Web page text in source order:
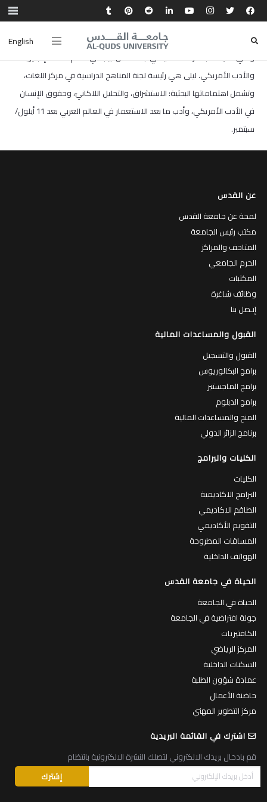
English
أ. ليلى عياد حاصلة على ماجستير في تدريس اللغة الإنجليزية كلغة أجنبية من
جامعة القدس، وبكالوريوس في اللغة الإنجليزية وآدابها من جامعة بيت لحم.
وهي حاليًا طالبة دراسات عليا في جامعة تل أبيب في قسم اللغة الإنجليزية
والأدب الأمريكي. ليلى هي رئيسة لجنة المناهج الدراسية في مركز اللغات،
وتشمل اهتماماتها البحثية: الاستشراق، والتحليل اللاكانيّ، وحقوق الإنسان
في الأدب الأمريكي، وأدب ما بعد الاستعمار في العالم العربي بعد 11 أيلول/
سبتمبر.
عن القدس
لمحة عن جامعة القدس
مكتب رئيس الجامعة
المتاحف والمراكز
الحرم الجامعي
المكتبات
وظائف شاغرة
إتـصل بنا
القبول والمساعدات المالية
القبول والتسجيل
برامج البكالوريوس
برامج الماجستير
برامج الدبلوم
المنح والمساعدات المالية
برنامج الزائر الدولي
الكليات والبرامج
الكليات
البرامج الاكاديمية
الطاقم الاكاديمي
التقويم الأكاديمي
المساقات المطروحة
الهواتف الداخلية
الحياة في جامعة القدس
الحياة في الجامعة
جولة افتراضية في الجامعة
الكافتيريات
المركز الرياضي
السكنات الداخلية
عمادة شؤون الطلبة
حاضنة الأعمال
مركز التطوير المهني
اشترك في القائمة البريدية
قم بادخال بريدك الالكتروني لتصلك النشرة الالكترونية بانتظام